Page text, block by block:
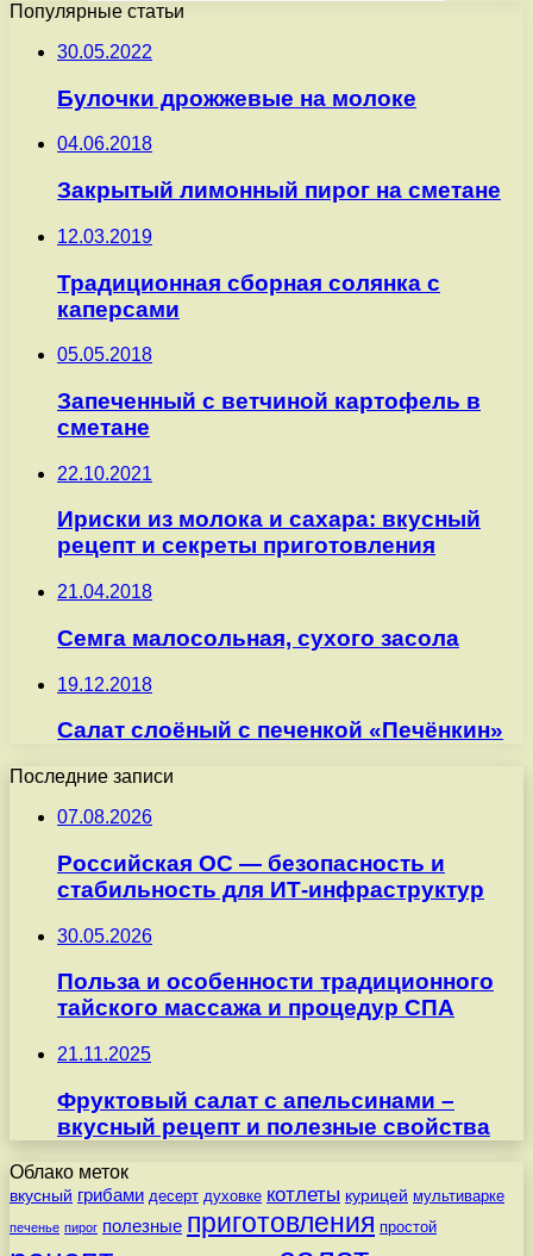
Популярные статьи
30.05.2022
Булочки дрожжевые на молоке
04.06.2018
Закрытый лимонный пирог на сметане
12.03.2019
Традиционная сборная солянка с
каперсами
05.05.2018
Запеченный с ветчиной картофель в
сметане
22.10.2021
Ириски из молока и сахара: вкусный
рецепт и секреты приготовления
21.04.2018
Семга малосольная, сухого засола
19.12.2018
Салат слоёный с печенкой «Печёнкин»
Последние записи
07.08.2026
Российская ОС — безопасность и
стабильность для ИТ-инфраструктур
30.05.2026
Польза и особенности традиционного
тайского массажа и процедур СПА
21.11.2025
Фруктовый салат с апельсинами –
вкусный рецепт и полезные свойства
Облако меток
вкусный грибами десерт духовке котлеты курицей мультиварке
печенье пирог полезные приготовления простой